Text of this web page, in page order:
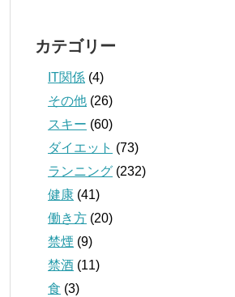
カテゴリー
IT関係 (4)
その他 (26)
スキー (60)
ダイエット (73)
ランニング (232)
健康 (41)
働き方 (20)
禁煙 (9)
禁酒 (11)
食 (3)